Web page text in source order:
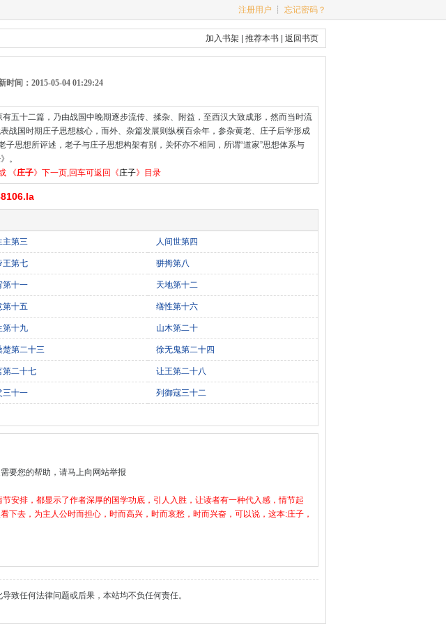
注册用户 ┊ 忘记密码？
加入书架 |推荐本书 |返回书页
时间：2015-05-04 01:29:24
五十二篇，乃由战国中晚期逐步流传、揉杂、附益，至西汉大致成形，然而当时流
战国时期庄子思想核心，而外、杂篇发展则纵横百余年，参杂黄老、庄子后学形成
思想所评述，老子与庄子思想构架有别，关怀亦不相同，所谓“道家”思想体系与
。
《庄子》下一页,回车可返回《庄子》目录
主第三 人间世第四
王第七 骈拇第八
第十一 天地第十二
第十五 缮性第十六
第十九 山木第二十
楚第二十三 徐无鬼第二十四
第二十七 让王第二十八
三十一 列御寇三十二
要您的帮助，请马上向网站举报
安排，都显示了作者深厚的国学功底，引人入胜，让读者有一种代入感，情节起
去，为主人公时而担心，时而高兴，时而哀愁，时而兴奋，可以说，这本:庄子，
致任何法律问题或后果，本站均不负任何责任。